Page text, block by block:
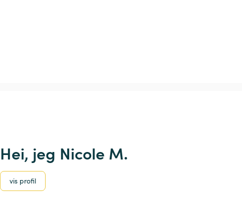
Hei, jeg Nicole M.
vis profil